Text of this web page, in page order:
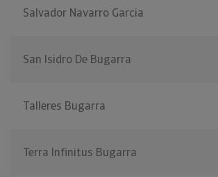
Salvador Navarro Garcia
San Isidro De Bugarra
Talleres Bugarra
Terra Infinitus Bugarra